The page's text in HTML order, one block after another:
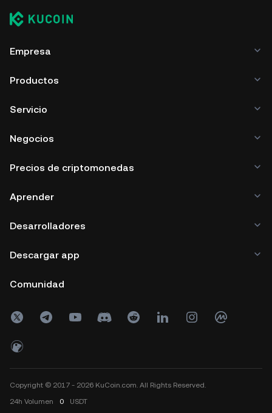
Empresa
Productos
Servicio
Negocios
Precios de criptomonedas
Aprender
Desarrolladores
Descargar app
Comunidad
Copyright © 2017 - 2026 KuCoin.com. All Rights Reserved.
24h Volumen 0 USDT